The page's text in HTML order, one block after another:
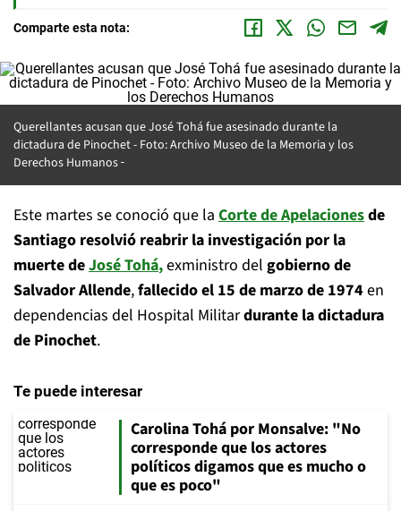
Comparte esta nota:
Querellantes acusan que José Tohá fue asesinado durante la
dictadura de Pinochet - Foto: Archivo Museo de la Memoria y los
Derechos Humanos
Este martes se conoció que la Corte de Apelacionesde
Santiago resolvió reabrir la investigación por la
muerte deJosé Tohá,exministro del gobierno de
Salvador Allende,fallecido el 15 de marzo de 1974 en
dependencias del Hospital Militardurante la dictadura
de Pinochet.
Te puede interesar
Carolina Tohá por Monsalve: "No
corresponde que los actores
políticos digamos que es mucho o
que es poco"